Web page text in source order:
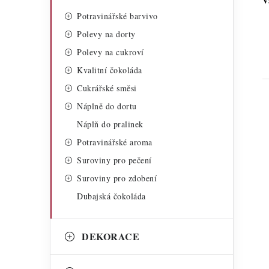
Potravinářské barvivo
Polevy na dorty
Polevy na cukroví
Kvalitní čokoláda
Cukrářské směsi
Náplně do dortu
Náplň do pralinek
Potravinářské aroma
Suroviny pro pečení
Suroviny pro zdobení
Dubajská čokoláda
DEKORACE